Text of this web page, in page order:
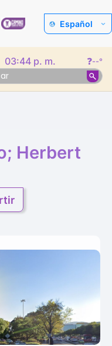
Español
03:44 p. m. ❓--°
Herbert